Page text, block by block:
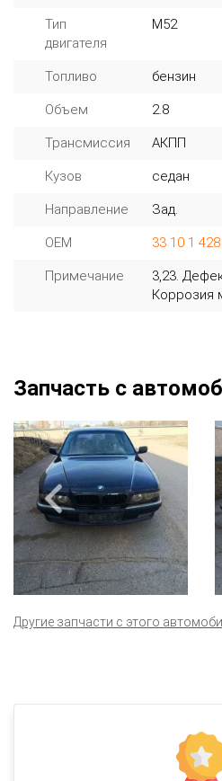
Тип
двигателя
M52
Топливо бензин
Объем 2.8
Трансмиссия АКПП
Кузов седан
Направление Зад.
OEM 33 10 1
Примечание
3,23.
Коррозия
Запчасть с
Другие запчасти с этого